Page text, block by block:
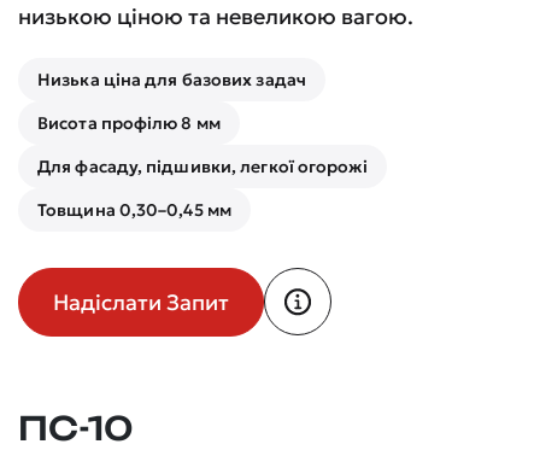
низькою ціною та невеликою вагою.
Низька ціна для базових задач
Висота профілю 8 мм
Для фасаду, підшивки, легкої огорожі
Товщина 0,30–0,45 мм
Надіслати Запит
ПС-10